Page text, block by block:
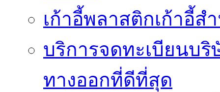
เก้าอี้พลาสติกเก้าอี้
บริการจดทะเบียนบ
ทางออกที่ดีที่สุด